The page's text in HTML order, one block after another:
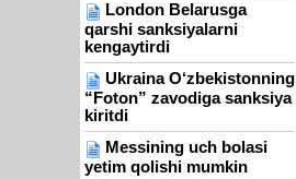
London Belarusga
qarshi sanksiyalarni
kengaytirdi
Ukraina O‘zbekistonning
“Foton” zavodiga sanksiya
kiritdi
Messining uch bolasi
yetim qolishi mumkin